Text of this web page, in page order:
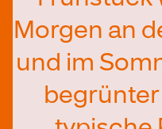
Morgen an
und im